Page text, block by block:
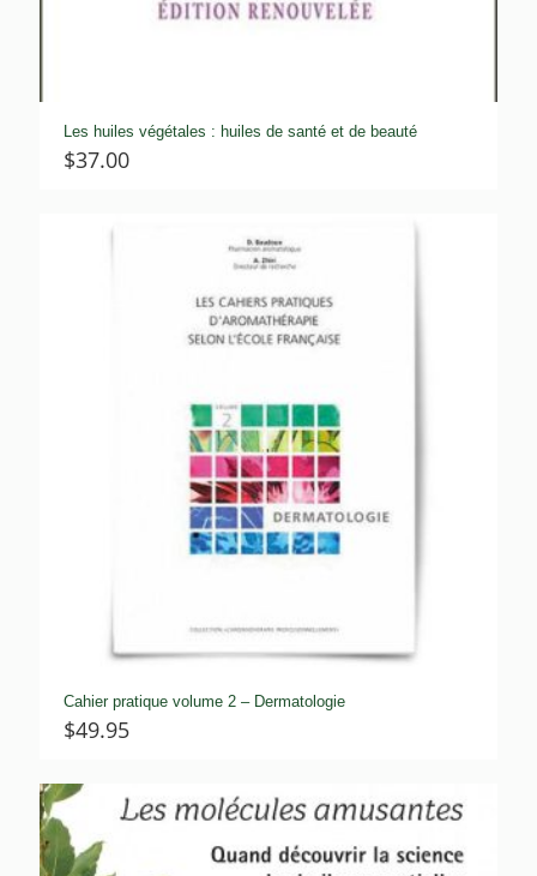
Les huiles végétales : huiles de santé et de beauté
$37.00
Cahier pratique volume 2 – Dermatologie
$49.95